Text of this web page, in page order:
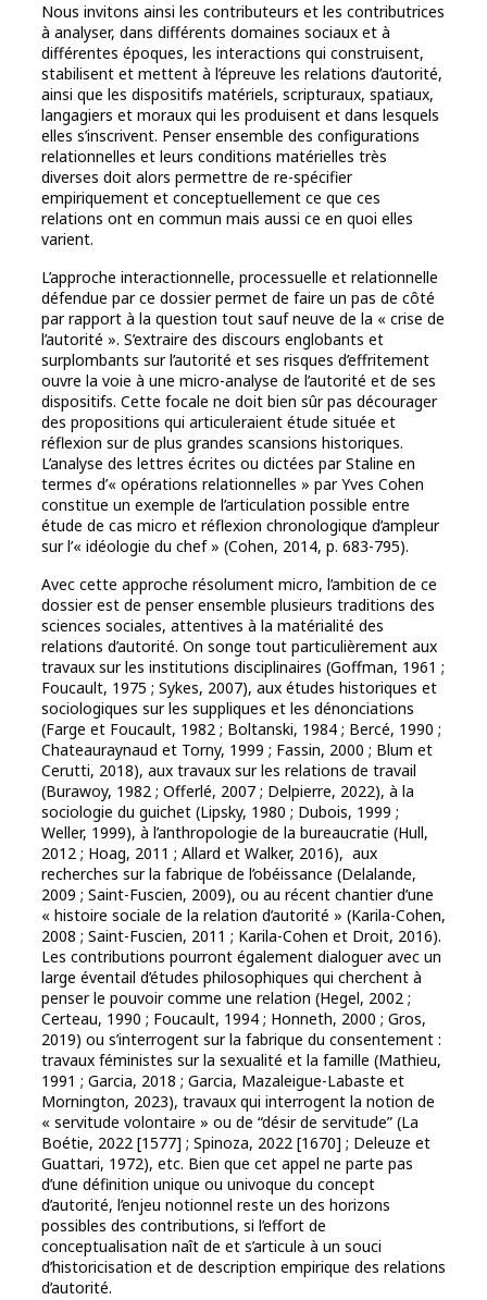
Nous invitons ainsi les contributeurs et les contributrices
à analyser, dans différents domaines sociaux et à
différentes époques, les interactions qui construisent,
stabilisent et mettent à l’épreuve les relations d’autorité,
ainsi que les dispositifs matériels, scripturaux, spatiaux,
langagiers et moraux qui les produisent et dans lesquels
elles s’inscrivent. Penser ensemble des configurations
relationnelles et leurs conditions matérielles très
diverses doit alors permettre de re-spécifier
empiriquement et conceptuellement ce que ces
relations ont en commun mais aussi ce en quoi elles
varient.
L’approche interactionnelle, processuelle et relationnelle
défendue par ce dossier permet de faire un pas de côté
par rapport à la question tout sauf neuve de la « crise de
l’autorité ». S’extraire des discours englobants et
surplombants sur l’autorité et ses risques d’effritement
ouvre la voie à une micro-analyse de l’autorité et de ses
dispositifs. Cette focale ne doit bien sûr pas décourager
des propositions qui articuleraient étude située et
réflexion sur de plus grandes scansions historiques.
L’analyse des lettres écrites ou dictées par Staline en
termes d’« opérations relationnelles » par Yves Cohen
constitue un exemple de l’articulation possible entre
étude de cas micro et réflexion chronologique d’ampleur
sur l’« idéologie du chef » (Cohen, 2014, p. 683-795).
Avec cette approche résolument micro, l’ambition de ce
dossier est de penser ensemble plusieurs traditions des
sciences sociales, attentives à la matérialité des
relations d’autorité. On songe tout particulièrement aux
travaux sur les institutions disciplinaires (Goffman, 1961 ;
Foucault, 1975 ; Sykes, 2007), aux études historiques et
sociologiques sur les suppliques et les dénonciations
(Farge et Foucault, 1982 ; Boltanski, 1984 ; Bercé, 1990 ;
Chateauraynaud et Torny, 1999 ; Fassin, 2000 ; Blum et
Cerutti, 2018), aux travaux sur les relations de travail
(Burawoy, 1982 ; Offerlé, 2007 ; Delpierre, 2022), à la
sociologie du guichet (Lipsky, 1980 ; Dubois, 1999 ;
Weller, 1999), à l’anthropologie de la bureaucratie (Hull,
2012 ; Hoag, 2011 ; Allard et Walker, 2016), aux
recherches sur la fabrique de l’obéissance (Delalande,
2009 ; Saint-Fuscien, 2009), ou au récent chantier d’une
« histoire sociale de la relation d’autorité » (Karila-Cohen,
2008 ; Saint-Fuscien, 2011 ; Karila-Cohen et Droit, 2016).
Les contributions pourront également dialoguer avec un
large éventail d’études philosophiques qui cherchent à
penser le pouvoir comme une relation (Hegel, 2002 ;
Certeau, 1990 ; Foucault, 1994 ; Honneth, 2000 ; Gros,
2019) ou s’interrogent sur la fabrique du consentement :
travaux féministes sur la sexualité et la famille (Mathieu,
1991 ; Garcia, 2018 ; Garcia, Mazaleigue-Labaste et
Mornington, 2023), travaux qui interrogent la notion de
« servitude volontaire » ou de “désir de servitude” (La
Boétie, 2022 [1577] ; Spinoza, 2022 [1670] ; Deleuze et
Guattari, 1972), etc. Bien que cet appel ne parte pas
d’une définition unique ou univoque du concept
d’autorité, l’enjeu notionnel reste un des horizons
possibles des contributions, si l’effort de
conceptualisation naît de et s’articule à un souci
d’historicisation et de description empirique des relations
d’autorité.